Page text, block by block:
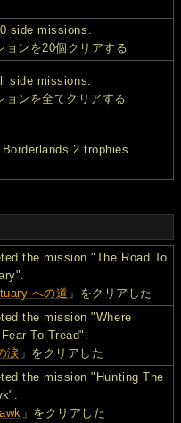
side missions.
ョンを20個クリアする
side missions.
ョンを全てクリアする
2 trophies.
the mission "The Road To
への道 」をクリアした
the mission "Where
To Tread".
涙 」をクリアした
the mission "Hunting The
」をクリアした